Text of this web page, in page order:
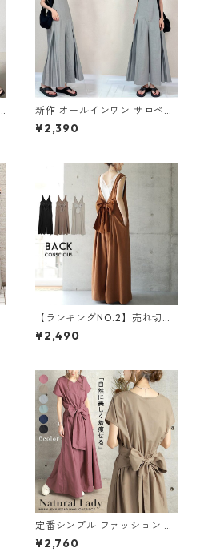
新作 オールインワン サロペッ
トパンツ m-462
¥2,390
【ランキングNO.2】売れ切れ
必至 バックリボン4色展開 オ
ールインワン m-385
¥2,490
定番シンプル ファッション 半
袖 バックリボン 6色展開ワン
ピース m-734
¥2,760